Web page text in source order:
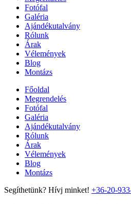
Fotófal
Galéria
Ajándékutalvány
Rólunk
Árak
Vélemények
Blog
Montázs
Főoldal
Megrendelés
Fotófal
Galéria
Ajándékutalvány
Rólunk
Árak
Vélemények
Blog
Montázs
Segíthetünk? Hívj minket! +36-20-